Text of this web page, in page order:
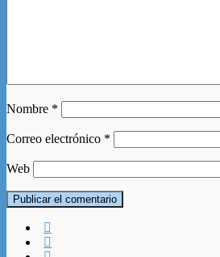
Nombre *
Correo electrónico *
Web